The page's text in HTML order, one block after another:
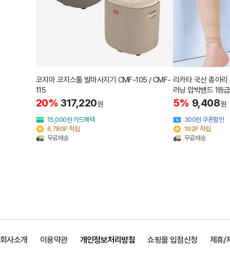
코지마 코지스툴 발마사지기 CMF-105 / CMF-
115
20% 317,220원
15,000원 카드혜택
6,780P 적립
무료배송
리카타 국산 종아
러닝 압박밴드 1등
5% 9,408원
300원 쿠폰할인
192P 적립
무료배송
회사소개 이용약관 개인정보처리방침 쇼핑몰 입점신청 제휴/